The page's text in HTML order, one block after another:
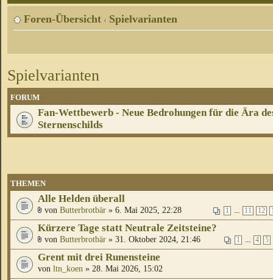
Foren-Übersicht ‹ Spielvarianten
Spielvarianten
FORUM
Fan-Wettbewerb - Neue Bedrohungen für die Ära
Sternenschilds
THEMEN
Alle Helden überall
1 ... 11 12
von Butterbrotbär » 6. Mai 2025, 22:28
Kürzere Tage statt Neutrale Zeitsteine?
1 ... 4 5
von Butterbrotbär » 31. Oktober 2024, 21:46
Grent mit drei Runensteine
von ltn_koen » 28. Mai 2026, 15:02